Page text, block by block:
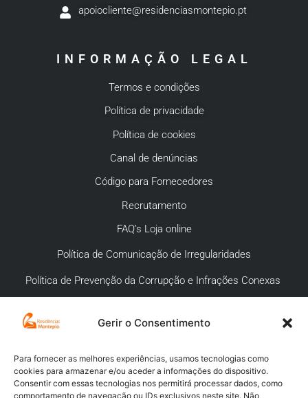
Gerir o Consentimento
Para fornecer as melhores experiências, usamos tecnologias como
cookies para armazenar e/ou aceder a informações do dispositivo.
Consentir com essas tecnologias nos permitirá processar dados, como
comportamento de navegação ou IDs exclusivos neste site. Não
apoiocliente@residenciasmontepio.pt
INFORMAÇÃO LEGAL
Termos e condições
Política de privacidade
Política de cookies
Canal de denúncias
Código para Fornecedores
Recrutamento
FAQ’s Loja online
Política de Comunicação de Irregularidades
Política de Prevenção da Corrupção e Infrações Conexas
APOIO AO CLIENTE
Meios de pagamento
Compra segura